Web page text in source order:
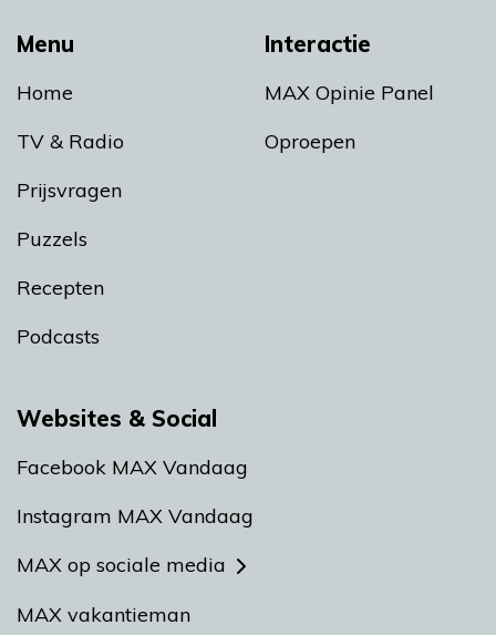
Menu
Home
TV & Radio
Prijsvragen
Puzzels
Recepten
Podcasts
Interactie
MAX Opinie Panel
Oproepen
Websites & Social
Facebook MAX Vandaag
Instagram MAX Vandaag
MAX op sociale media
MAX vakantieman